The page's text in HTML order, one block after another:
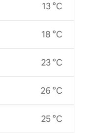
13 °C
18 °C
23 °C
26 °C
25 °C